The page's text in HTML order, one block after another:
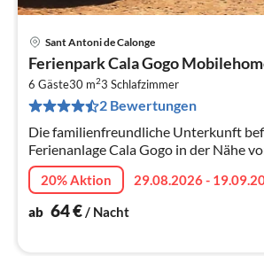
Sant Antoni de Calonge
Ferienpark Cala Gogo
6 Gäste30 m23 Schlafzimmer
2 Bewertungen
Die familienfreundliche Unterkunft
Ferienanlage Cala Gogo in der Nähe
der wunderschönen Costa Brava in
20% Aktion
29.08.2026 -
ab 64€/ Nacht